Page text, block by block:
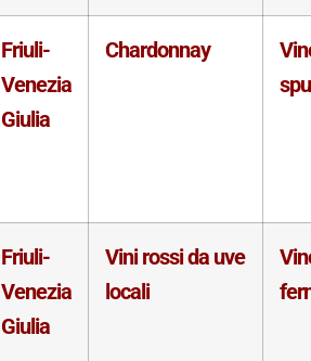
Friuli-
Venezia
Giulia
Chardonnay
Friuli-
Venezia
Giulia
Vini rossi da uve
locali